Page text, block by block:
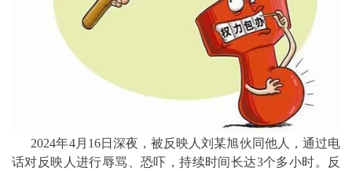
2024年4月16日深夜，被反映人刘某旭伙同他人，通过电
话对反映人进行辱骂、恐吓，持续时间长达3个多小时。反